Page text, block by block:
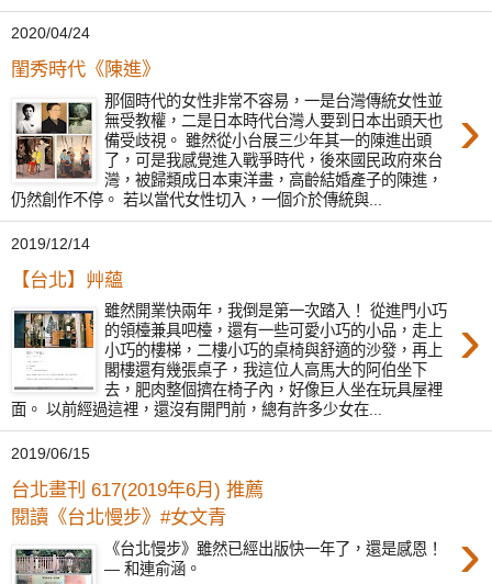
2020/04/24
閨秀時代《陳進》
›
那個時代的女性非常不容易，一是台灣傳統女性並
無受教權，二是日本時代台灣人要到日本出頭天也
備受歧視。 雖然從小台展三少年其一的陳進出頭
了，可是我感覺進入戰爭時代，後來國民政府來台
灣，被歸類成日本東洋畫，高齡結婚產子的陳進，
仍然創作不停。 若以當代女性切入，一個介於傳統與...
2019/12/14
【台北】艸蘊
›
雖然開業快兩年，我倒是第一次踏入！ 從進門小巧
的領檯兼具吧檯，還有一些可愛小巧的小品，走上
小巧的樓梯，二樓小巧的桌椅與舒適的沙發，再上
閣樓還有幾張桌子，我這位人高馬大的阿伯坐下
去，肥肉整個擠在椅子內，好像巨人坐在玩具屋裡
面。 以前經過這裡，還沒有開門前，總有許多少女在...
2019/06/15
台北畫刊 617(2019年6月) 推薦
閱讀《台北慢步》#女文青
›
《台北慢步》雖然已經出版快一年了，還是感恩！
— 和連俞涵。